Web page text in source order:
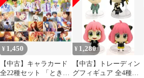
¥ 1,450
【中古】キャラカード
全22種セット 「ときめ
¥ 1,280
【中古】トレーディン
グフィギュア 全4種セ